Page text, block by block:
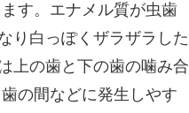
す。エナメル質が虫歯
り白っぽくザラザラした
上の歯と下の歯の噛み合
の間などに発生しやす